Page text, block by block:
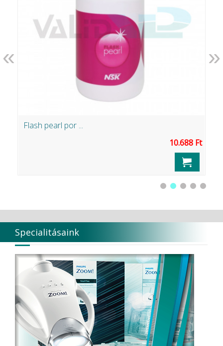
Flash pearl por ...
10.688 Ft
« »
Specialitásaink